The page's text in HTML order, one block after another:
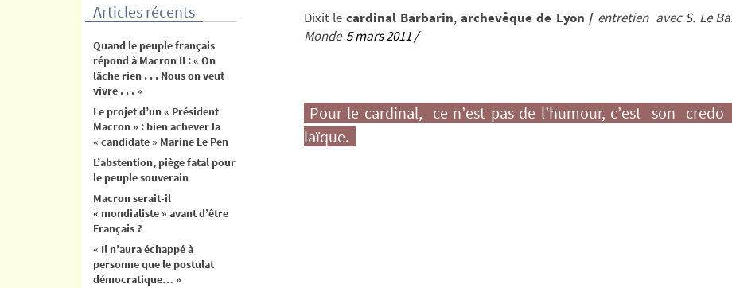
Dixit le cardinal Barbarin, archevêque de Lyon / entretien avec S. Le
Monde 5 mars 2011 /11
Pour le cardinal, ce n’est pas de l’humour, c’est son
laïque.
Articles récents
Quand le peuple français
répond à Macron II : « On
lâche rien . . . Nous on veut
vivre . . . »
Le projet d’un « Président
Macron » : bien achever la
« candidate » Marine Le Pen
L’abstention, piège fatal pour
le peuple souverain
Macron serait-il
« mondialiste » avant d’être
Français ?
« Il n’aura échappé à
personne que le postulat
démocratique… »